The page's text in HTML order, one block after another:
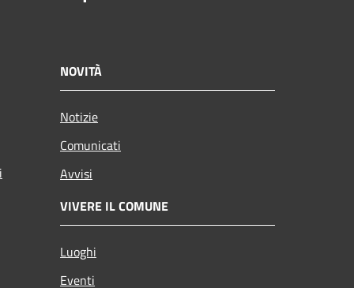
NOVITÀ
Notizie
Comunicati
Avvisi
VIVERE IL COMUNE
Luoghi
Eventi